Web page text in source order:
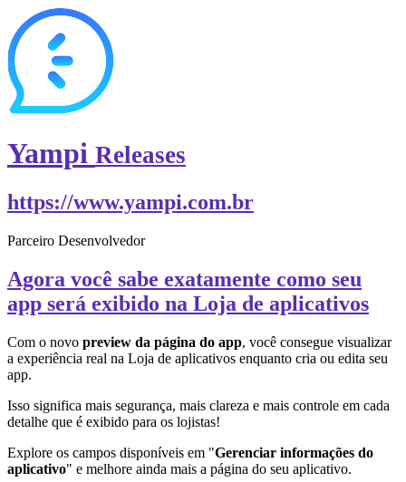
Yampi Releases
https://www.yampi.com.br
Parceiro Desenvolvedor
Agora você sabe exatamente como seu
app será exibido na Loja de aplicativos
Com o novo preview da página do app, você consegue visualizar
a experiência real na Loja de aplicativos enquanto cria ou edita seu
app.
Isso significa mais segurança, mais clareza e mais controle em cada
detalhe que é exibido para os lojistas!
Explore os campos disponíveis em "Gerenciar informações do
aplicativo" e melhore ainda mais a página do seu aplicativo.